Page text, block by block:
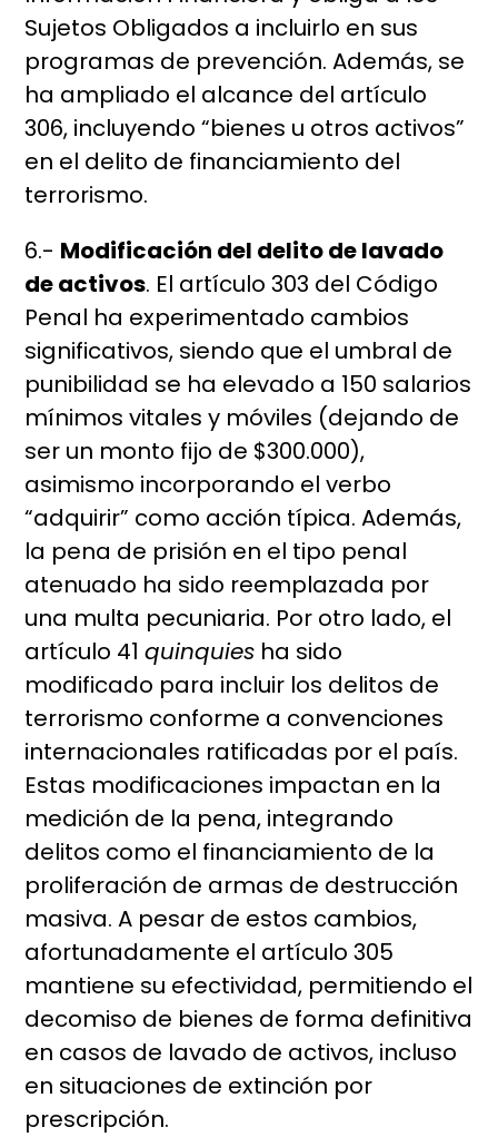
Sujetos Obligados a incluirlo en sus
programas de prevención. Además, se
ha ampliado el alcance del artículo
306, incluyendo “bienes u otros activos”
en el delito de financiamiento del
terrorismo.
6.- Modificación del delito de lavado
de activos. El artículo 303 del Código
Penal ha experimentado cambios
significativos, siendo que el umbral de
punibilidad se ha elevado a 150 salarios
mínimos vitales y móviles (dejando de
ser un monto fijo de $300.000),
asimismo incorporando el verbo
“adquirir” como acción típica. Además,
la pena de prisión en el tipo penal
atenuado ha sido reemplazada por
una multa pecuniaria. Por otro lado, el
artículo 41quinquies ha sido
modificado para incluir los delitos de
terrorismo conforme a convenciones
internacionales ratificadas por el país.
Estas modificaciones impactan en la
medición de la pena, integrando
delitos como el financiamiento de la
proliferación de armas de destrucción
masiva. A pesar de estos cambios,
afortunadamente el artículo 305
mantiene su efectividad, permitiendo el
decomiso de bienes de forma definitiva
en casos de lavado de activos, incluso
en situaciones de extinción por
prescripción.